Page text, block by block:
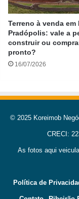
Terreno à venda em
Pradópolis: vale a
construir ou
pronto?
16/07/2026
© 2025 Koreimob
CRECI:
As fotos aqui
Política de